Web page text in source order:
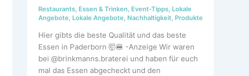
Restaurants, Essen & Trinken, Event-Tipps, Lokale
Angebote, Lokale Angebote, Nachhaltigkeit, Produkte
Hier gibts die beste Qualität und das beste
Essen in Paderborn 🤯🍔 -Anzeige Wir waren
bei @brinkmanns.braterei und haben für euch
mal das Essen abgecheckt und den